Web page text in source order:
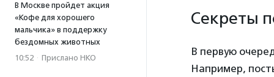
В Москве пройдет акция
«Кофе для хорошего
мальчика» в поддержку
бездомных животных
10:52 · Прислано НКО
Секреты
В первую
Например,